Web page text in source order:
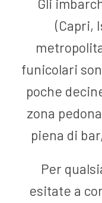
Gli
(Capri,
funicolari
poche
zona
piena di
Per
esitate a